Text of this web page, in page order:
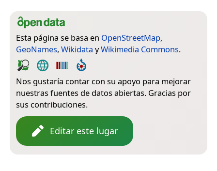
Esta página se basa en OpenStreetMap,
GeoNames, Wikidata yWikimedia Commons.
Nos gustaría contar con su apoyo para mejorar
nuestras fuentes de datos abiertas. Gracias por
sus contribuciones.
Editar este lugar